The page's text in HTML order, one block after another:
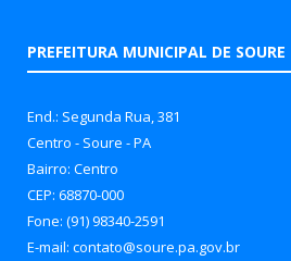
PREFEITURA MUNICIPAL DE SOURE
End.: Segunda Rua, 381
Centro - Soure - PA
Bairro: Centro
CEP: 68870-000
Fone: (91) 98340-2591
E-mail: contato@soure.pa.gov.br